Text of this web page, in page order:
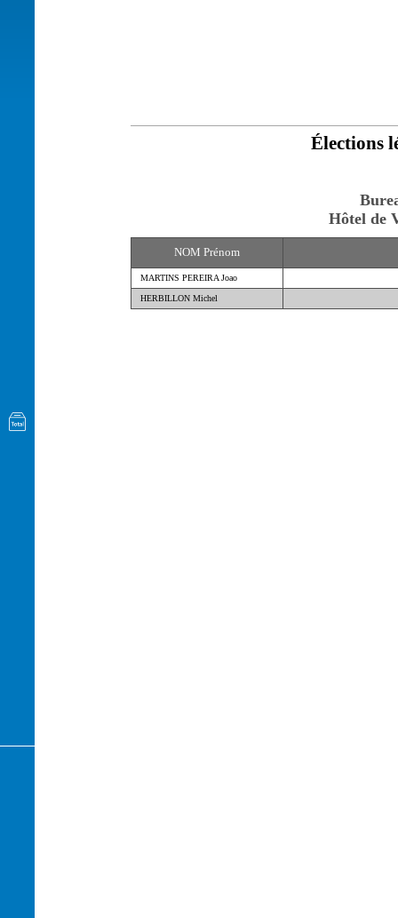
Élections
Hôtel de
NOM Prénom
MARTINS PEREIRA Joao
HERBILLON Michel